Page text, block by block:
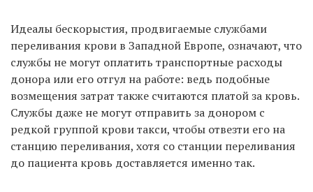
Идеалы бескорыстия, продвигаемые службами
переливания крови в Западной Европе, означают, что
службы не могут оплатить транспортные расходы
донора или его отгул на работе: ведь подобные
возмещения затрат также считаются платой за кровь.
Службы даже не могут отправить за донором с
редкой группой крови такси, чтобы отвезти его на
станцию переливания, хотя со станции переливания
до пациента кровь доставляется именно так.